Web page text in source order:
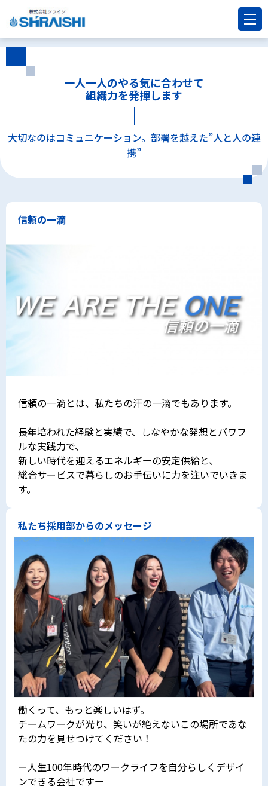
一人一人のやる気に合わせて
組織力を発揮します
大切なのはコミュニケーション。部署を越えた”人と人の連
携”
信頼の一滴
信頼の一滴とは、私たちの汗の一滴でもあります。
長年培われた経験と実績で、しなやかな発想とパワフ
ルな実践力で、
新しい時代を迎えるエネルギーの安定供給と、
総合サービスで暮らしのお手伝いに力を注いでいきま
す。
私たち採用部からのメッセージ
働くって、もっと楽しいはず。
チームワークが光り、笑いが絶えないこの場所であな
たの力を見せつけてください！
ー人生100年時代のワークライフを自分らしくデザイ
ンできる会社ですー